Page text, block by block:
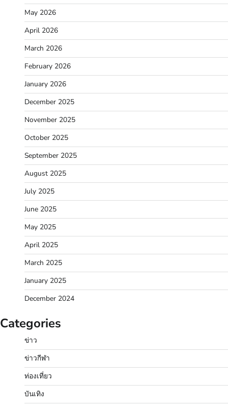
May 2026
April 2026
March 2026
February 2026
January 2026
December 2025
November 2025
October 2025
September 2025
August 2025
July 2025
June 2025
May 2025
April 2025
March 2025
January 2025
December 2024
Categories
ข่าว
ข่าวกีฬา
ท่องเที่ยว
บันเทิง